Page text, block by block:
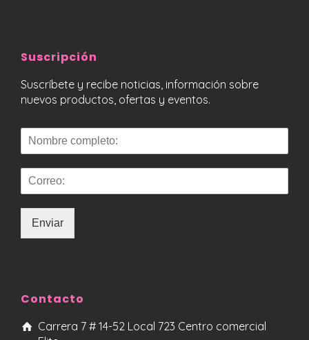
Suscripción
Suscríbete y recibe noticias, información sobre
nuevos productos, ofertas y eventos.
Enviar
Contacto
Carrera 7 # 14-52 Local 723 Centro comercial